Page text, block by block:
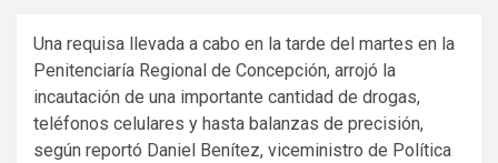
Una requisa llevada a cabo en la tarde del martes en la
Penitenciaría Regional de Concepción, arrojó la
incautación de una importante cantidad de drogas,
teléfonos celulares y hasta balanzas de precisión,
según reportó Daniel Benítez, viceministro de Política